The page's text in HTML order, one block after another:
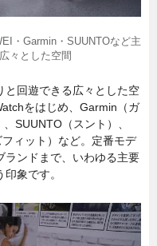
・Garmin・SUUNTOなど主
々とした空間
と回遊できる広々とした空
をはじめ、Garmin（ガ
SUUNTO（スント）、
ィット）など。定番モデ
ランドまで、いわゆる主要
象です。